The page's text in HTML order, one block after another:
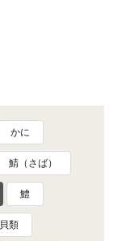
かに
鯖（さば）
鱧
貝類